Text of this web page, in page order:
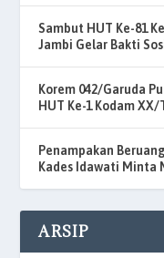
Sambut HUT Ke-81
Jambi Gelar Bakti
Korem 042/Garuda
HUT Ke-1 Kodam
Penampakan
Kades Idawati Minta
ARSIP